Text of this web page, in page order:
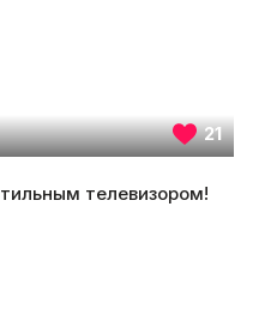
21
телевизором!